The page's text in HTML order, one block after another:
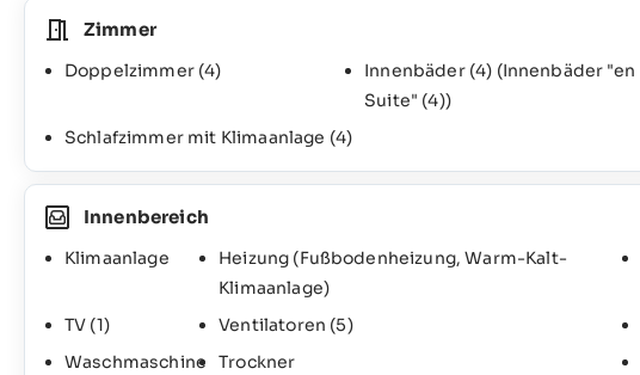
Zimmer
Doppelzimmer (4) Innenbäder (4) (Innenbäder "en
Suite" (4))
Schlafzimmer mit Klimaanlage (4)
Innenbereich
Klimaanlage
Heizung (Fußbodenheizung, Warm-Kalt-
Klimaanlage)
TV (1) Ventilatoren (5)
Waschmaschine
Trockner